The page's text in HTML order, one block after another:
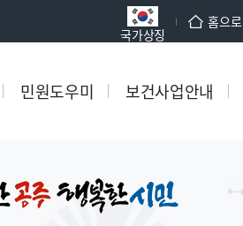
국가상징
홈으로
민원도우미 보건사업안내